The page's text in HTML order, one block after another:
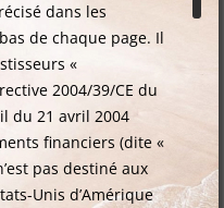
:
européen
dans les
de chaque page. Il
«
2004/39/CE du
du 21 avril 2004
financiers (dite «
pas destiné aux
Unis d’Amérique